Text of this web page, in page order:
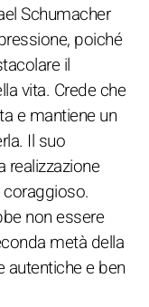
Schumacher
poiché
il
vita. Crede che
e mantiene un
Il suo
realizzazione
non essere
metà della
autentiche e ben